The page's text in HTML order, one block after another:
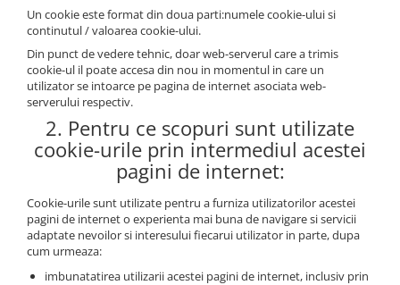
Un cookie este format din doua parti:numele cookie-ului si
continutul / valoarea cookie-ului.
Din punct de vedere tehnic, doar web-serverul care a trimis
cookie-ul il poate accesa din nou in momentul in care un
utilizator se intoarce pe pagina de internet asociata web-
serverului respectiv.
2. Pentru ce scopuri sunt utilizate
cookie-urile prin intermediul acestei
pagini de internet:
Cookie-urile sunt utilizate pentru a furniza utilizatorilor acestei
pagini de internet o experienta mai buna de navigare si servicii
adaptate nevoilor si interesului fiecarui utilizator in parte, dupa
cum urmeaza:
imbunatatirea utilizarii acestei pagini de internet, inclusiv prin